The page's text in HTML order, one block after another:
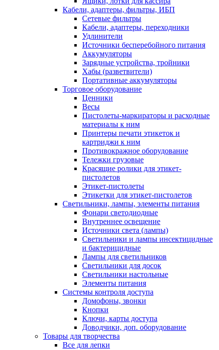
Кабели, адаптеры, фильтры, ИБП
Сетевые фильтры
Кабели, адаптеры, переходники
Удлинители
Источники бесперебойного питания
Аккумуляторы
Зарядные устройства, тройники
Хабы (разветвители)
Портативные аккумуляторы
Торговое оборудование
Ценники
Весы
Пистолеты-маркираторы и расходные
материалы к ним
Принтеры печати этикеток и
картриджи к ним
Противокражное оборудование
Тележки грузовые
Красящие ролики для этикет-
пистолетов
Этикет-пистолеты
Этикетки для этикет-пистолетов
Светильники, лампы, элементы питания
Фонари светодиодные
Внутреннее освещение
Источники света (лампы)
Светильники и лампы инсектицидные
и бактерицидные
Лампы для светильников
Светильники для досок
Светильники настольные
Элементы питания
Системы контроля доступа
Домофоны, звонки
Кнопки
Ключи, карты доступа
Доводчики, доп. оборудование
Товары для творчества
Все для лепки